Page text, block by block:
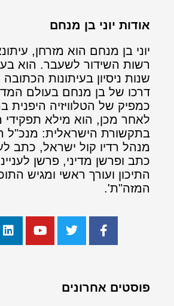
אודות יוני בן מנחם
יוני בן מנחם הוא מזרחן,
רשות השידור לשעבר. הוא
שנות ניסיון בעיתונות
דרכו של בן מנחם בעולם
כמפיק של הטלוויזיה היפנית
לאחר מכן, הוא מילא
בתקשורת הישראלית: מנכ"ל
מנהל רדיו קול ישראל, כתב
כתב ופרשן מדיני, פרשן
התיכון ועורך ראשי ומגיש
המזה"ת'.
פוסטים אחרונים